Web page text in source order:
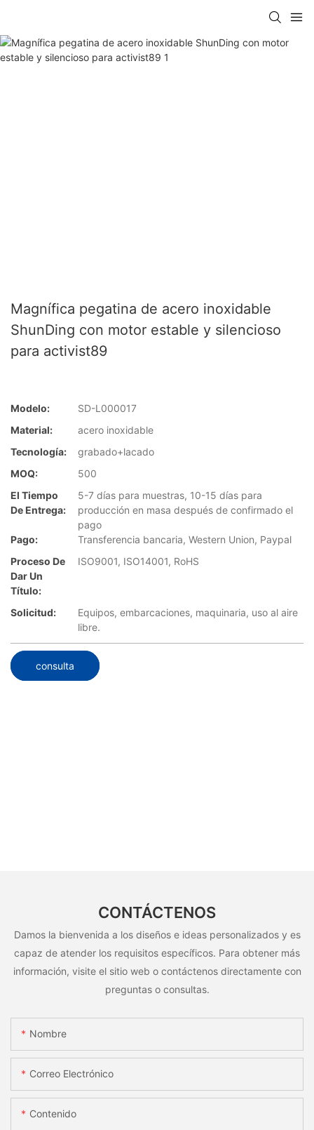
Magnífica pegatina de acero inoxidable
ShunDing con motor estable y silencioso
para activist89
Modelo:
SD-L000017
Material:
acero inoxidable
Tecnología:
grabado+lacado
MOQ:
500
El Tiempo
De Entrega:
5-7 días para muestras, 10-15 días para
producción en masa después de confirmado el
pago
Pago:
Transferencia bancaria, Western Union, Paypal
Proceso De
Dar Un
Título:
ISO9001, ISO14001, RoHS
Solicitud:
Equipos, embarcaciones, maquinaria, uso al aire
libre.
consulta
CONTÁCTENOS
Damos la bienvenida a los diseños e ideas personalizados y es
capaz de atender los requisitos específicos. Para obtener más
información, visite el sitio web o contáctenos directamente con
preguntas o consultas.
Nombre
Correo Electrónico
Contenido